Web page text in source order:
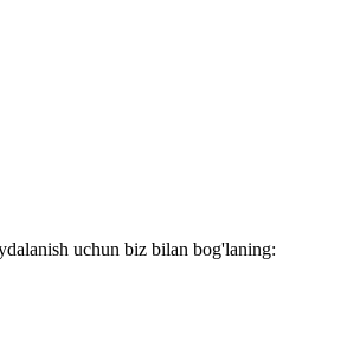
uchun biz bilan bog'laning: